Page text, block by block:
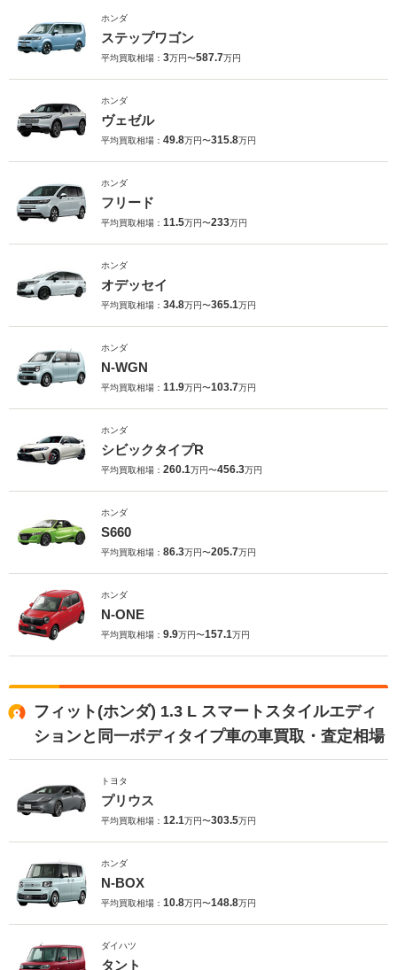
ホンダ
ステップワゴン
平均買取相場： 3万円〜587.7万円
ホンダ
ヴェゼル
平均買取相場： 49.8万円〜315.8万円
ホンダ
フリード
平均買取相場： 11.5万円〜233万円
ホンダ
オデッセイ
平均買取相場： 34.8万円〜365.1万円
ホンダ
N-WGN
平均買取相場： 11.9万円〜103.7万円
ホンダ
シビックタイプR
平均買取相場： 260.1万円〜456.3万円
ホンダ
S660
平均買取相場： 86.3万円〜205.7万円
ホンダ
N-ONE
平均買取相場： 9.9万円〜157.1万円
フィット(ホンダ) 1.3 L スマートスタイルエディ
ションと同一ボディタイプ車の車買取・査定相場
トヨタ
プリウス
平均買取相場： 12.1万円〜303.5万円
ホンダ
N-BOX
平均買取相場： 10.8万円〜148.8万円
ダイハツ
タント